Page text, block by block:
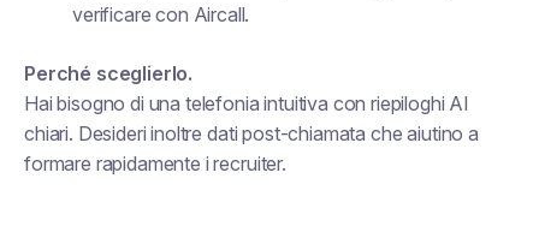
verificare con Aircall.
Perché sceglierlo.
Hai bisogno di una telefonia intuitiva con riepiloghi AI
chiari. Desideri inoltre dati post-chiamata che aiutino a
formare rapidamente i recruiter.